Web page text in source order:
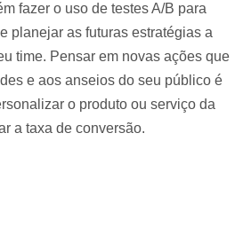
fazer o uso de testes A/B para
planejar as futuras estratégias a
time. Pensar em novas ações que
e aos anseios do seu público é
o produto ou serviço da
a taxa de conversão.